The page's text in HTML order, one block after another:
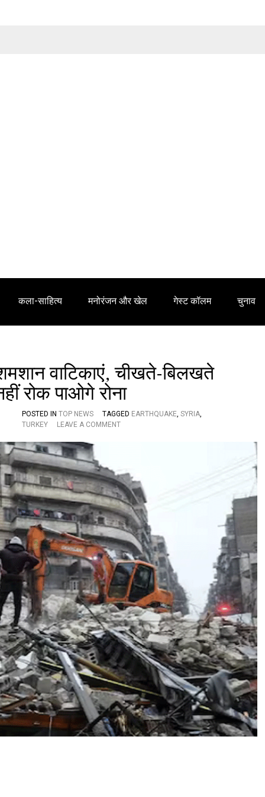
कला-साहित्य मनोरंजन और खेल गेस्ट कॉलम चुनाव
वाटिकाएं, चीखते-बिलखते
रोक पाओगे रोना
POSTED IN TOP NEWS TAGGED EARTHQUAKE, SYRIA,
TURKEY
LEAVE A COMMENTO
T
H
Q
U
A
K
E
:
ला
शों
से
भ
र
ग
ये
श
शा
न
वा
टि
का
एं
,
ची